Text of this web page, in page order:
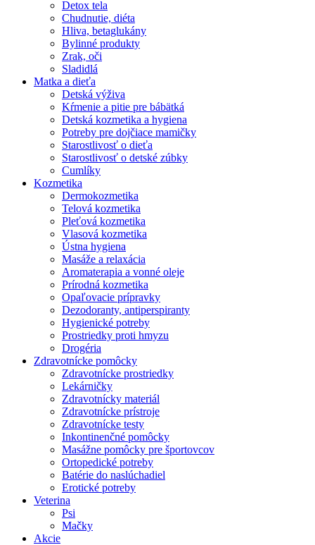
Detox tela
Chudnutie, diéta
Hliva, betaglukány
Bylinné produkty
Zrak, oči
Sladidlá
Matka a dieťa
Detská výživa
Kŕmenie a pitie pre bábätká
Detská kozmetika a hygiena
Potreby pre dojčiace mamičky
Starostlivosť o dieťa
Starostlivosť o detské zúbky
Cumlíky
Kozmetika
Dermokozmetika
Telová kozmetika
Pleťová kozmetika
Vlasová kozmetika
Ústna hygiena
Masáže a relaxácia
Aromaterapia a vonné oleje
Prírodná kozmetika
Opaľovacie prípravky
Dezodoranty, antiperspiranty
Hygienické potreby
Prostriedky proti hmyzu
Drogéria
Zdravotnícke pomôcky
Zdravotnícke prostriedky
Lekárničky
Zdravotnícky materiál
Zdravotnícke prístroje
Zdravotnícke testy
Inkontinenčné pomôcky
Masážne pomôcky pre športovcov
Ortopedické potreby
Batérie do naslúchadiel
Erotické potreby
Veterina
Psi
Mačky
Akcie